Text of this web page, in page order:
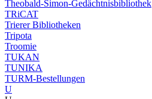
Theobald-Simon-Gedächtnisbibliothek
TRiCAT
Trierer Bibliotheken
Tripota
Troomie
TUKAN
TUNIKA
TURM-Bestellungen
U